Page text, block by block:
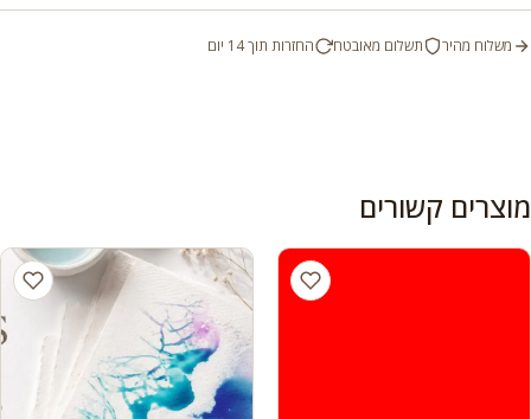
משלוח מהיר תשלום מאובטח החזרות תוך 14 יום
מוצרים קשורים